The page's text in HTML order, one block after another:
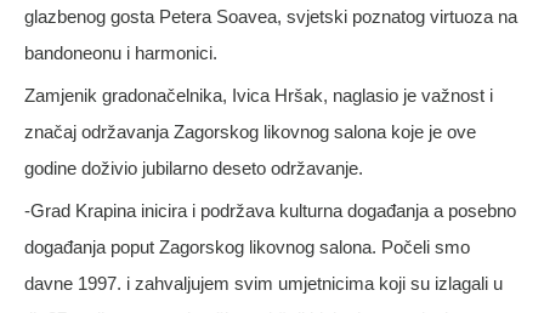
glazbenog gosta Petera Soavea, svjetski poznatog virtuoza na
bandoneonu i harmonici.
Zamjenik gradonačelnika, Ivica Hršak, naglasio je važnost i
značaj održavanja Zagorskog likovnog salona koje je ove
godine doživio jubilarno deseto održavanje.
-Grad Krapina inicira i podržava kulturna događanja a posebno
događanja poput Zagorskog likovnog salona. Počeli smo
davne 1997. i zahvaljujem svim umjetnicima koji su izlagali u